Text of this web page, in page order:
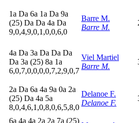
1a Da 6a 1a Da 9a
(25) Da Da 4a Da
9,0,4,9,0,1,0,0,6,0
Barre M.
Barre M.
4a Da 3a Da Da Da
Da 3a (25) 8a 1a
6,0,7,0,0,0,0,7,2,9,0,7
Viel Martiel
Barre M.
2a Da 6a 4a 9a 0a 2a
(25) Da 4a 5a
8,0,4,6,1,0,8,0,6,5,8,0
Delanoe F.
Delanoe F.
6a 4a 4a 2a 2a 7a (25)